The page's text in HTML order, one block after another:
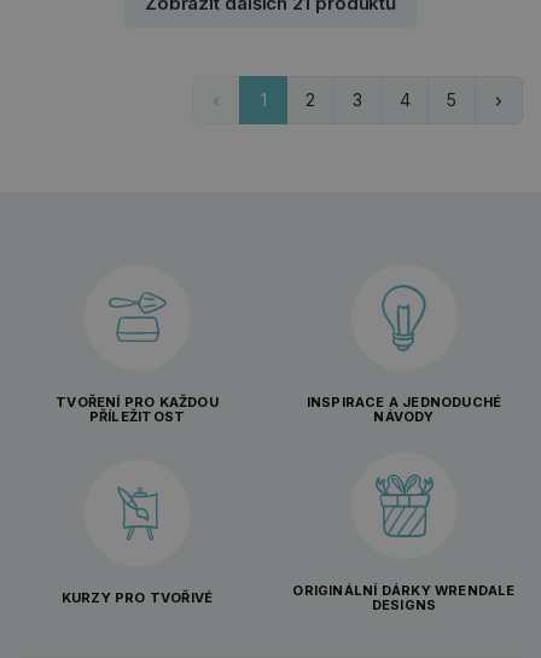
1 2 3 4 5
TVOŘENÍ PRO KAŽDOU
PŘÍLEŽITOST
INSPIRACE A JEDNODUCHÉ
NÁVODY
KURZY PRO TVOŘIVÉ
ORIGINÁLNÍ DÁRKY WRENDALE
DESIGNS